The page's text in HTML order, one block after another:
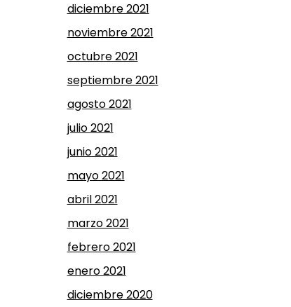
diciembre 2021
noviembre 2021
octubre 2021
septiembre 2021
agosto 2021
julio 2021
junio 2021
mayo 2021
abril 2021
marzo 2021
febrero 2021
enero 2021
diciembre 2020